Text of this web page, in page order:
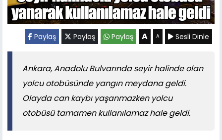
Paylaş Paylaş Paylaş A A Sesli Dinle
Ankara, Anadolu Bulvarında seyir halinde olan
yolcu otobüsünde yangın meydana geldi.
Olayda can kaybı yaşanmazken yolcu
otobüsü tamamen kullanılamaz hale geldi.